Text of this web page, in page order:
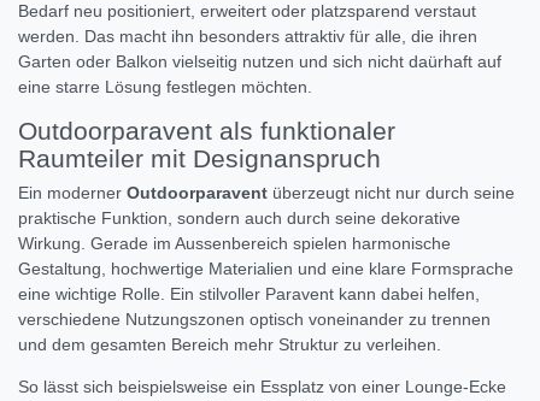
Bedarf neu positioniert, erweitert oder platzsparend verstaut
werden. Das macht ihn besonders attraktiv für alle, die ihren
Garten oder Balkon vielseitig nutzen und sich nicht daürhaft auf
eine starre Lösung festlegen möchten.
Outdoorparavent als funktionaler
Raumteiler mit Designanspruch
Ein moderner Outdoorparavent überzeugt nicht nur durch seine
praktische Funktion, sondern auch durch seine dekorative
Wirkung. Gerade im Aussenbereich spielen harmonische
Gestaltung, hochwertige Materialien und eine klare Formsprache
eine wichtige Rolle. Ein stilvoller Paravent kann dabei helfen,
verschiedene Nutzungszonen optisch voneinander zu trennen
und dem gesamten Bereich mehr Struktur zu verleihen.
So lässt sich beispielsweise ein Essplatz von einer Lounge-Ecke